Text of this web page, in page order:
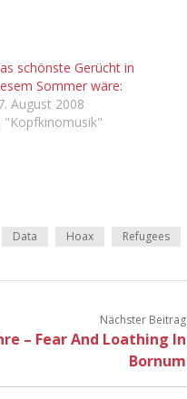
schönste Gerücht in
Sommer wäre:
August 2008
"Kopfkinomusik"
Data Hoax Refugees
Nächster Beitrag
– Fear And Loathing In
Bornum